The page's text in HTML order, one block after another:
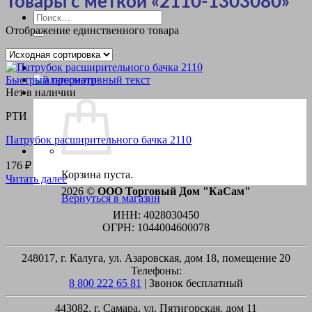
Искать:
Корзина пуста.
Вернуться в магазин
Отображение единственного товара
Быстрый просмотр
Нет в наличии
РТИ
Патрубок расширительного бачка 2110
176 ₽
Читать далее
2026 © ООО Торговый Дом "КаСам"
ИНН: 4028030450
ОГРН: 1044004600078
248017, г. Калуга, ул. Азаровская, дом 18, помещение 20
Телефоны:
8 800 222 65 81 | Звонок бесплатный
443082, г. Самара, ул. Пятигорская, дом 11